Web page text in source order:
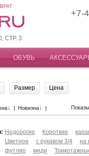
СТР. 3
+7-
ОБУВЬ
Размер Цена
↓ | Новизна↓ |
Недорогие Короткие
Цветное
с рукавом 3/4
на
футляр
миди